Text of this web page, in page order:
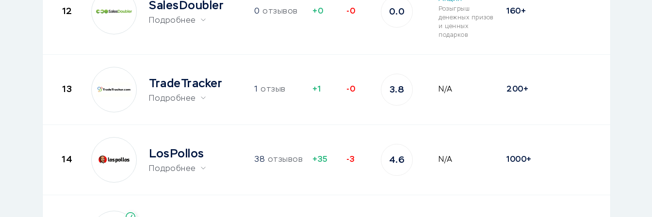
12 SalesDoubler
Подробнее
0 отзывов +0 -0 0.0
Розыгрыш
денежных призов
и ценных
подарков
160+
13 TradeTracker
Подробнее
1 отзыв +1 -0 3.8 N/A 200+
14 LosPollos
Подробнее
38 отзывов +35 -3 4.6 N/A 1000+